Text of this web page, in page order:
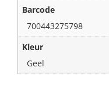
Barcode
700443275798
Kleur
Geel